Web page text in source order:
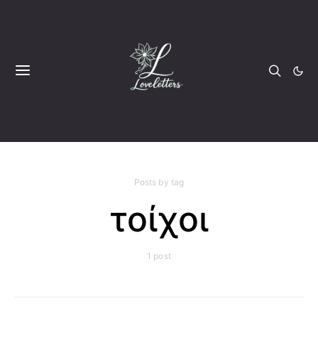
Posts by tag
τοίχοι
1 post